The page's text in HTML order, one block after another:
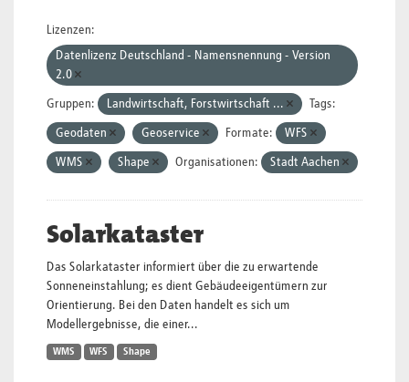
Lizenzen:
Datenlizenz Deutschland - Namensnennung - Version
2.0
Gruppen: Landwirtschaft, Forstwirtschaft ... Tags:
Geodaten Geoservice Formate: WFS
WMS Shape Organisationen: Stadt Aachen
Solarkataster
Das Solarkataster informiert über die zu erwartende
Sonneneinstahlung; es dient Gebäudeeigentümern zur
Orientierung. Bei den Daten handelt es sich um
Modellergebnisse, die einer...
WMS WFS Shape